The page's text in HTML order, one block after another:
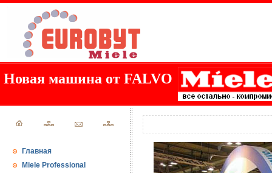
Новая машина от FALVO
Главная
Miele Professional